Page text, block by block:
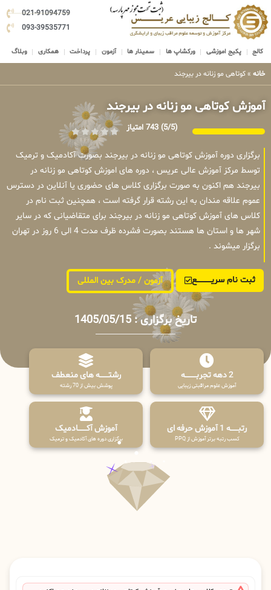
021-91094759
093-39535771
کالج پکیج اموزشی ورکشاپ ها سمینار ها آزمون پرداخت همکاری وبلاگ
خانه » کوتاهی مو زنانه در بیرجند
آموزش کوتاهی مو زنانه در بیرجند
(5/5) 743 امتیاز
برگزاری دوره آموزش کوتاهی مو زنانه در بیرجند بصورت آکادمیک و ترمیک
توسط مرکز آموزش عالی عریس ، دوره های اموزش کوتاهی مو زنانه در
بیرجند هم اکنون به صورت برگزاری کلاس های حضوری یا آنلاین در دسترس
عموم علاقه مندان به این رشته قرار گرفته است ، همچنین ثبت نام در
کلاس های آموزش کوتاهی مو زنانه در بیرجند برای متقاضیانی که در سایر
شهر ها و استان ها هستند بصورت فشرده ظرف مدت 4 الی 6 روز در تهران
برگزار میشوند .
ثبت نام سریــــــــــــع آزمون / مدرک بین المللی
تاریخ برگزاری : 1405/05/15
2 دهه تجربـــــــــه
آموزش علوم مراقبتی زیبایی
رشتـــــــه های منعطف
پوشش بیش از 70 رشته
رتبــــــه 1 آموزش حرفه ای
کسب رتبه برتر آموزش از PPQ
آموزش آکـــــــادمیک
برگزاری دوره های آکادمیک و ترمیک